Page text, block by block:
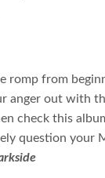
romp from
anger out with
check this
question your